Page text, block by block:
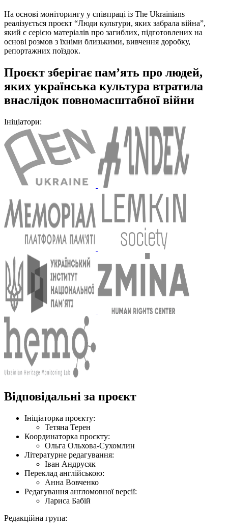
На основі моніторингу у співпраці із The Ukrainians
реалізується проєкт “Люди культури, яких забрала війна”,
який є серією матеріалів про загиблих, підготовлених на
основі розмов з їхніми близькими, вивчення доробку,
репортажних поїздок.
Проєкт зберігає пам’ять про людей,
яких українська культура втратила
внаслідок повномасштабної війни
Ініціатори:
Відповідальні за проєкт
Ініціаторка проєкту:
Тетяна Терен
Координаторка проєкту:
Ольга Ольхова-Сухомлин
Літературне редагування:
Іван Андрусяк
Переклад англійською:
Анна Вовченко
Редагування англомовної версії:
Лариса Бабій
Редакційна група: